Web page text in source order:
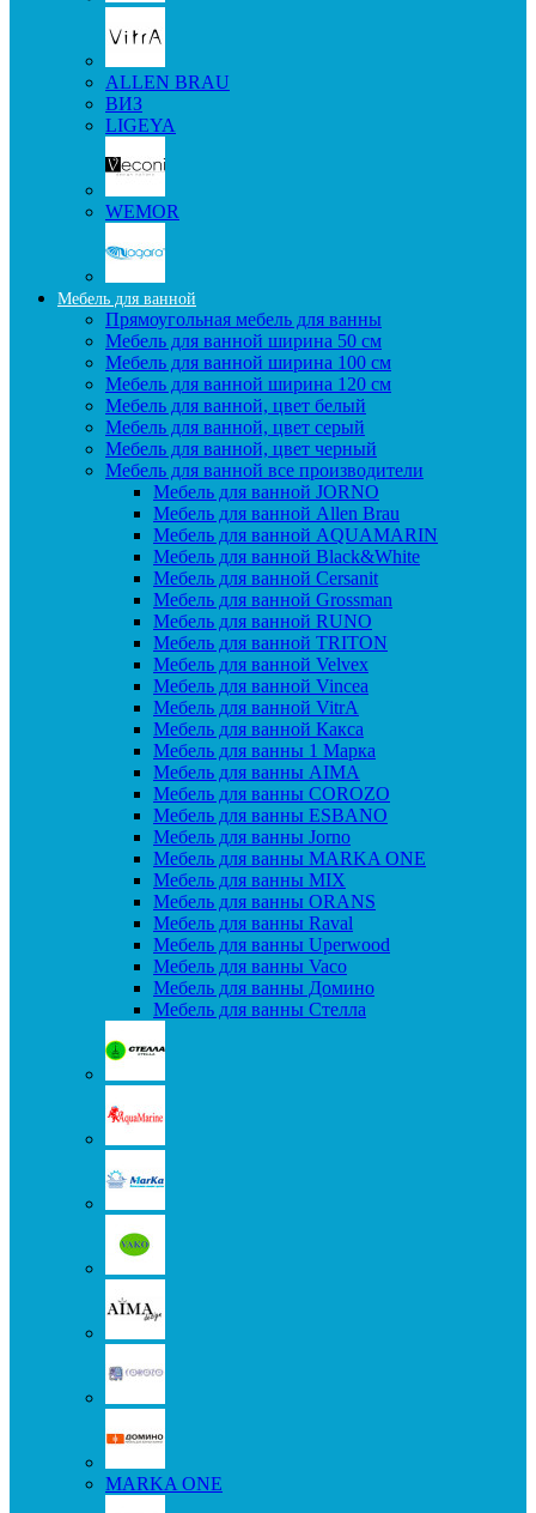
ALLEN BRAU
ВИЗ
LIGEYA
WEMOR
Мебель для ванной
Прямоугольная мебель для ванны
Мебель для ванной ширина 50 см
Мебель для ванной ширина 100 см
Мебель для ванной ширина 120 см
Мебель для ванной, цвет белый
Мебель для ванной, цвет серый
Мебель для ванной, цвет черный
Мебель для ванной все производители
Мебель для ванной JORNO
Мебель для ванной Allen Brau
Мебель для ванной AQUAMARIN
Мебель для ванной Black&White
Мебель для ванной Cersanit
Мебель для ванной Grossman
Мебель для ванной RUNO
Мебель для ванной TRITON
Мебель для ванной Velvex
Мебель для ванной Vincea
Мебель для ванной VitrA
Мебель для ванной Какса
Мебель для ванны 1 Марка
Мебель для ванны AIMA
Мебель для ванны COROZO
Мебель для ванны ESBANO
Мебель для ванны Jorno
Мебель для ванны MARKA ONE
Мебель для ванны MIX
Мебель для ванны ORANS
Мебель для ванны Raval
Мебель для ванны Uperwood
Мебель для ванны Vaco
Мебель для ванны Домино
Мебель для ванны Стелла
MARKA ONE